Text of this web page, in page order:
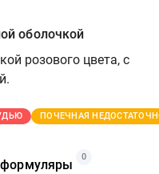
оболочкой
розового цвета, с
ПОЧЕЧНАЯ
формуляры
0